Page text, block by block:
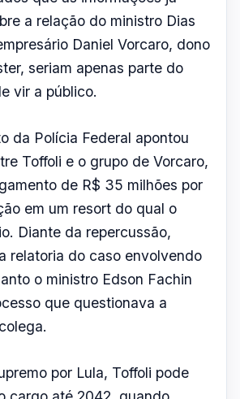
o ministro Edson Fachin
que questionava a
cargo até 2042, quando
e terá aposentadoria
bastidores, o presidente
eventual afastamento do
reduzir a pressão sobre o
Federal, que volta ao
crise institucional.
preocupação envolve o
do caso. Lula tem dito a
pretende protegê-lo, tanto